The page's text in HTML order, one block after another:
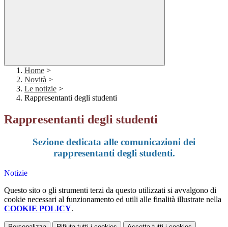
Home >
Novità >
Le notizie >
Rappresentanti degli studenti
Rappresentanti degli studenti
Sezione dedicata alle comunicazioni dei
rappresentanti degli studenti.
Notizie
Questo sito o gli strumenti terzi da questo utilizzati si avvalgono di
cookie necessari al funzionamento ed utili alle finalità illustrate nella
COOKIE POLICY.